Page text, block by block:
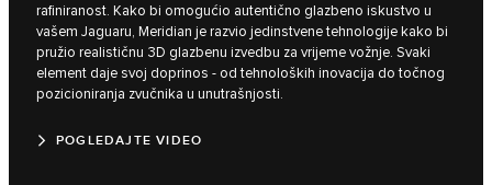
rafiniranost. Kako bi omogućio autentično glazbeno iskustvo u
vašem Jaguaru, Meridian je razvio jedinstvene tehnologije kako bi
pružio realističnu 3D glazbenu izvedbu za vrijeme vožnje. Svaki
element daje svoj doprinos - od tehnoloških inovacija do točnog
pozicioniranja zvučnika u unutrašnjosti.
POGLEDAJTE VIDEO